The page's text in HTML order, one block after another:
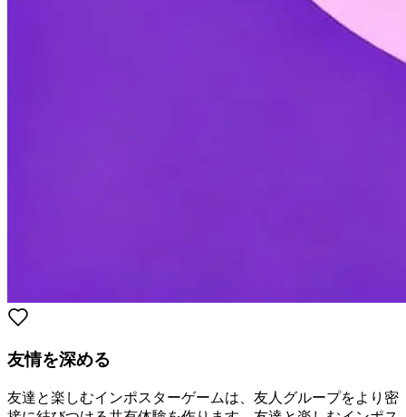
友情を深める
友達と楽しむインポスターゲームは、友人グループをより密